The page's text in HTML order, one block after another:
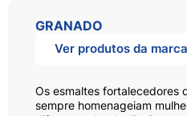
GRANADO
Ver produtos da marca
Os esmaltes fortalecedores
sempre homenageiam